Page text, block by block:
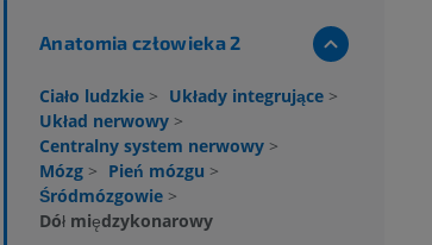
Anatomia człowieka 2
Ciało ludzkie > Układy integrujące >
Układ nerwowy >
Centralny system nerwowy >
Mózg > Pień mózgu >
Śródmózgowie >
Dół międzykonarowy